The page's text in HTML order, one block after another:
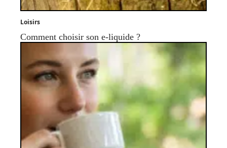
Loisirs
Comment choisir son e-liquide ?